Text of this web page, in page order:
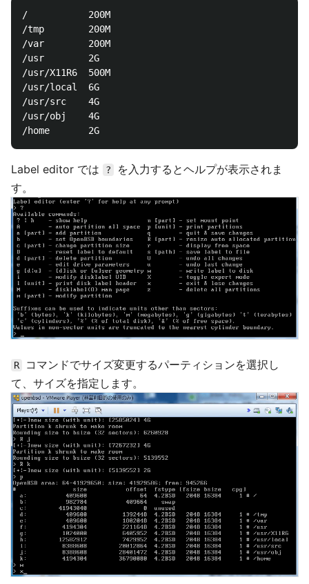
/			200M
/tmp		200M
/var		200M
/usr		2G
/usr/X11R6	500M
/usr/local	6G
/usr/src    4G
/usr/obj	4G
Label editor では ?
を入力するとヘルプが表示されま
す。
R
コマンドでサイズ変更するパーティションを選択し
て、サイズを指定します。